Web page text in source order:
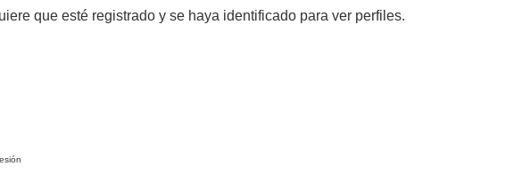
que esté registrado y se haya identificado para ver perfiles.